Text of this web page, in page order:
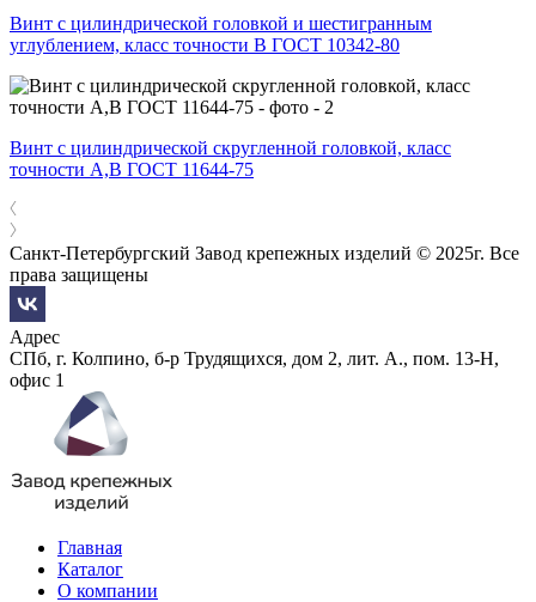
Винт с цилиндрической головкой и шестигранным
углублением, класс точности В ГОСТ 10342-80
Винт с цилиндрической скругленной головкой, класс
точности А,В ГОСТ 11644-75
Санкт-Петербургский Завод крепежных изделий © 2025г. Все
права защищены
Адрес
СПб, г. Колпино, б-р Трудящихся, дом 2, лит. А., пом. 13-Н,
офис 1
Главная
Каталог
О компании